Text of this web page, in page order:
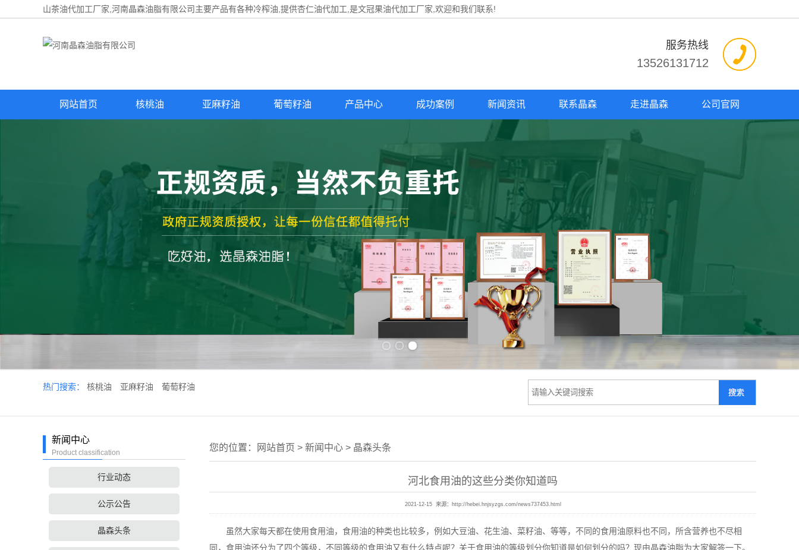
山茶油代加工厂家,河南晶森油脂有限公司主要产品有各种冷榨油,提供杏仁油代加工 ,是文冠果油代加工厂家,欢迎和我们联系!
服务热线
13526131712
网站首页 核桃油 亚麻籽油 葡萄籽油 产品中心 成功案例 新闻资讯 联系晶森 走进晶森 公司官网
热门搜索： 核桃油 亚麻籽油 葡萄籽油
新闻中心
Product classification
行业动态
公示公告
晶森头条
您的位置： 网站首页 > 新闻中心 > 晶森头条
河北食用油的这些分类你知道吗
2021-12-15 来源： http://hebei.hnjsyzgs.com/news737453.html
虽然大家每天都在使用食用油，食用油的种类也比较多，例如大豆油、花生油、菜籽油、等等，不同的食用油原料也不同，所含营养也不尽相
同，食用油还分为了四个等级，不同等级的食用油又有什么特点呢？关于食用油的等级划分你知道是如何划分的吗？现由晶森油脂为大家解答一下。